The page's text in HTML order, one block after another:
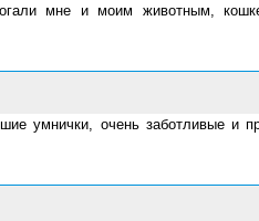
мне и моим животным,
умнички, очень заботливые и